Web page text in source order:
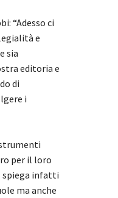
“Adesso ci
e
sia
editoria e
di
i
per il loro
spiega infatti
ma anche